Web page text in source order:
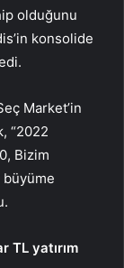
olduğunu
konsolide
Market’in
“2022
Bizim
büyüme
TL yatırım